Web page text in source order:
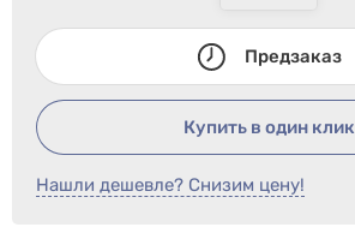
Предзаказ
Купить в один клик
Нашли дешевле? Снизим цену!